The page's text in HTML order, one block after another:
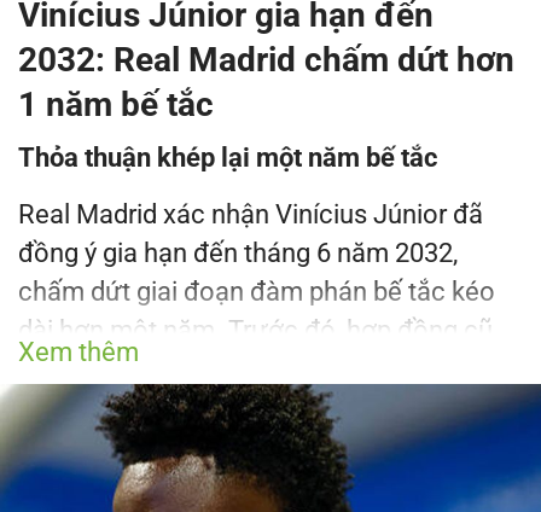
Vinícius Júnior gia hạn đến
2032: Real Madrid chấm dứt hơn
1 năm bế tắc
Thỏa thuận khép lại một năm bế tắc
Real Madrid xác nhận Vinícius Júnior đã
đồng ý gia hạn đến tháng 6 năm 2032,
chấm dứt giai đoạn đàm phán bế tắc kéo
dài hơn một năm. Trước đó, hợp đồng cũ
của anh chỉ còn thời hạn đến tháng 6 năm
2027, khiến tương lai tại Bernabéu bị đặt
dấu hỏi và thậm chí có khả năng ra đi ngay
mùa hè này nếu không đạt được thỏa
Xem thêm